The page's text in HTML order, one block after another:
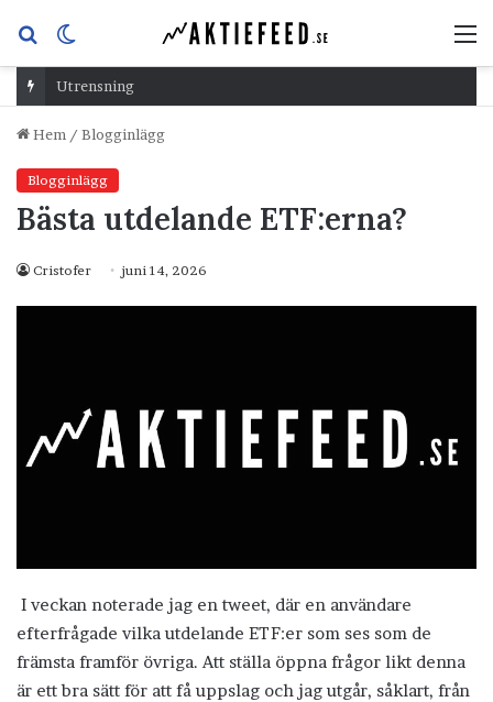
Sök
efterskin
Utrensning
Hem / Blogginlägg
Blogginlägg
Bästa utdelande ETF:erna?
Cristofer juni 14, 2026
I veckan noterade jag en tweet, där en användare
efterfrågade vilka utdelande ETF:er som ses som de
främsta framför övriga. Att ställa öppna frågor likt denna
är ett bra sätt för att få uppslag och jag utgår, såklart, från